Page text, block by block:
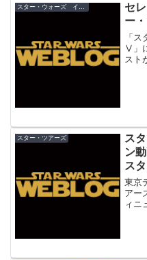
セ
ー
「
Ⅴ」
スト
スター・ツアーズ
ス
ン
ス
新
東京
アー
ィニ